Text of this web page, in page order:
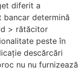
diferit a
determină
> rătăcitor
peste în
descărcări
nu nu furnizează